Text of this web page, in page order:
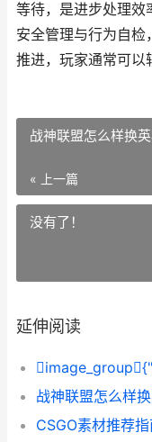
等待，是进步处理效
安全管理与行为自检
推进，玩家通常可以
战神联盟怎么样换
« 上一篇
没有了！
延伸阅读
战神联盟怎么样
CSGO素材推荐指